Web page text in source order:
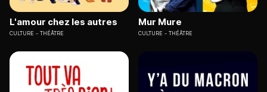
L'amour chez les autres
CULTURE THÉÂTRE
Mur Mure
CULTURE THÉÂTRE